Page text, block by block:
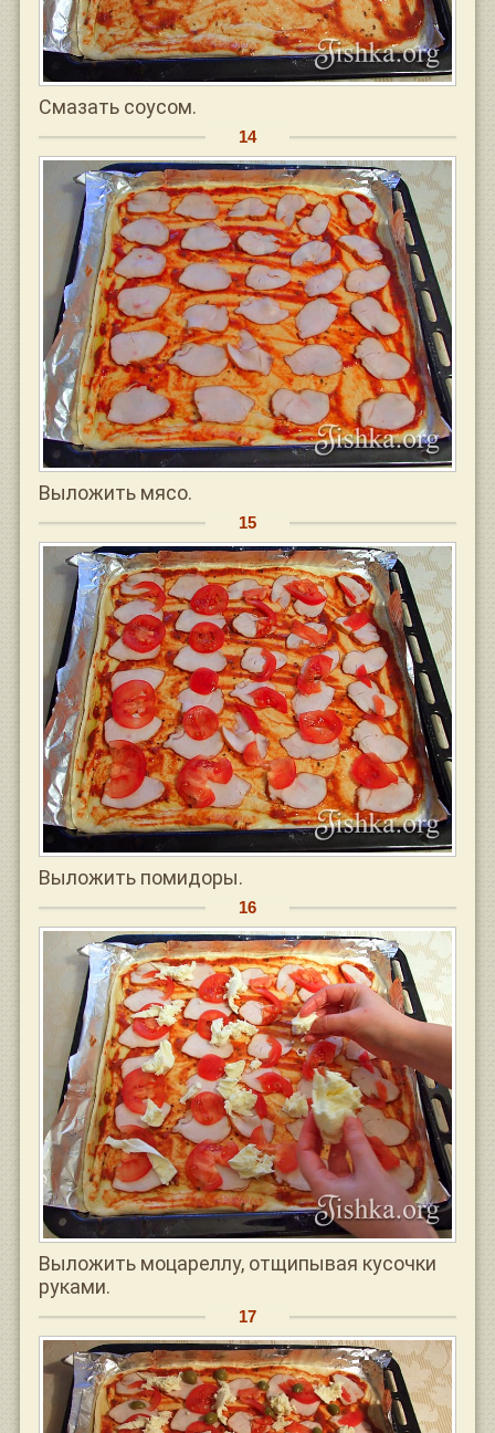
Смазать соусом.
Выложить мясо.
Выложить помидоры.
Выложить моцареллу, отщипывая кусочки
руками.